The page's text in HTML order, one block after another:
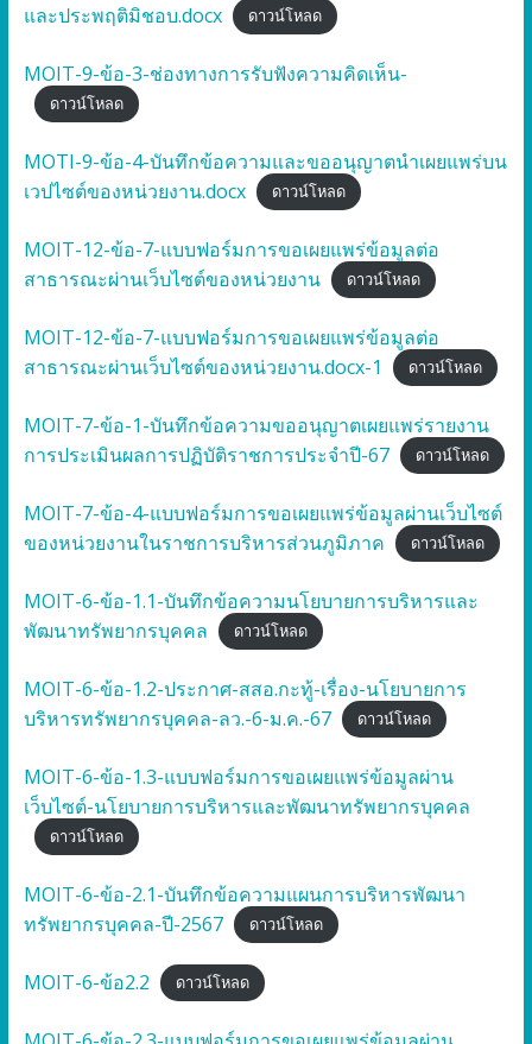
และประพฤติมิชอบ.docx
ดาวน์โหลด
MOIT-9-ข้อ-3-ช่องทางการรับฟังความคิดเห็น-
ดาวน์โหลด
MOTI-9-ข้อ-4-บันทึกข้อความและขออนุญาตนำเผยแพร่บน
เวปไซต์ของหน่วยงาน.docx
ดาวน์โหลด
MOIT-12-ข้อ-7-แบบฟอร์มการขอเผยแพร่ข้อมูลต่อ
สาธารณะผ่านเว็บไซต์ของหน่วยงาน
ดาวน์โหลด
MOIT-12-ข้อ-7-แบบฟอร์มการขอเผยแพร่ข้อมูลต่อ
สาธารณะผ่านเว็บไซต์ของหน่วยงาน.docx-1
ดาวน์โหลด
MOIT-7-ข้อ-1-บันทึกข้อความขออนุญาตเผยแพร่รายงาน
การประเมินผลการปฏิบัติราชการประจำปี-67
ดาวน์โหลด
MOIT-7-ข้อ-4-แบบฟอร์มการขอเผยแพร่ข้อมูลผ่านเว็บไซต์
ของหน่วยงานในราชการบริหารส่วนภูมิภาค
ดาวน์โหลด
MOIT-6-ข้อ-1.1-บันทึกข้อความนโยบายการบริหารและ
พัฒนาทรัพยากรบุคคล
ดาวน์โหลด
MOIT-6-ข้อ-1.2-ประกาศ-สสอ.กะทู้-เรื่อง-นโยบายการ
บริหารทรัพยากรบุคคล-ลว.-6-ม.ค.-67
ดาวน์โหลด
MOIT-6-ข้อ-1.3-แบบฟอร์มการขอเผยแพร่ข้อมูลผ่าน
เว็บไซต์-นโยบายการบริหารและพัฒนาทรัพยากรบุคคล
ดาวน์โหลด
MOIT-6-ข้อ-2.1-บันทึกข้อความแผนการบริหารพัฒนา
ทรัพยากรบุคคล-ปี-2567
ดาวน์โหลด
MOIT-6-ข้อ2.2 ดาวน์โหลด